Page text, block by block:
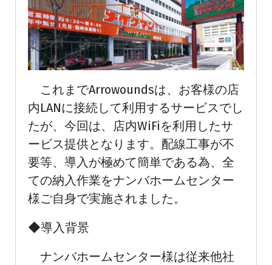
これまでArrowoundsは、お客様の店
内LANに接続して利用するサービスでし
たが、今回は、店内WiFiを利用したサ
ービス提供となります。配線工事が不
要等、導入が極めて簡単である為、全
ての納入作業をナンバホームセンター
様ご自身で実施されました。
◆導入背景
ナンバホームセンター様は従来他社